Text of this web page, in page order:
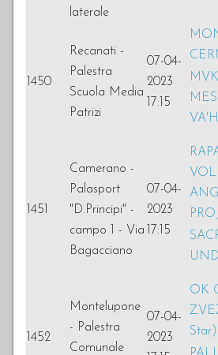
laterale
1450
Recanati -
Palestra
Scuola Media
Patrizi
07-04-
2023
17:15
1451
Camerano -
Palasport
"D.Principi" -
campo 1 - Via
Bagacciano
07-04-
2023
17:15
1452
Montelupone
- Palestra
Comunale
07-04-
2023
OK